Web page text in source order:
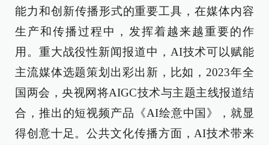
能力和创新传播形式的重要工具，在媒体内容
生产和传播过程中，发挥着越来越重要的作
用。重大战役性新闻报道中，AI技术可以赋能
主流媒体选题策划出彩出新，比如，2023年全
国两会，央视网将AIGC技术与主题主线报道结
合，推出的短视频产品《AI绘意中国》，就显
得创意十足。公共文化传播方面，AI技术带来